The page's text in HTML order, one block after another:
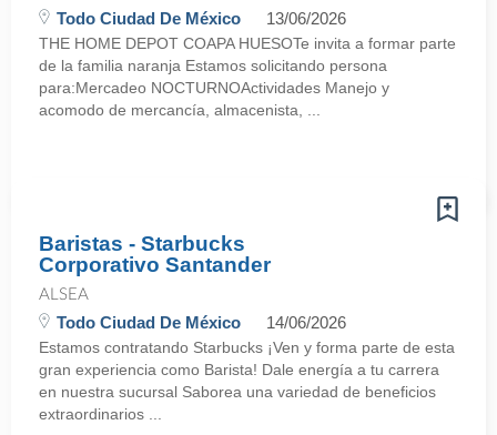
Todo Ciudad De México 13/06/2026
THE HOME DEPOT COAPA HUESOTe invita a formar parte
de la familia naranja Estamos solicitando persona
para:Mercadeo NOCTURNOActividades Manejo y
acomodo de mercancía, almacenista, ...
Baristas - Starbucks
Corporativo Santander
ALSEA
Todo Ciudad De México 14/06/2026
Estamos contratando Starbucks ¡Ven y forma parte de esta
gran experiencia como Barista! Dale energía a tu carrera
en nuestra sucursal Saborea una variedad de beneficios
extraordinarios ...